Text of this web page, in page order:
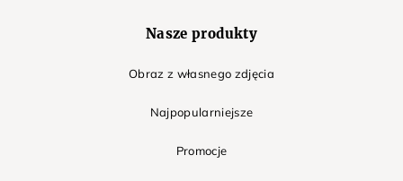
Nasze produkty
Obraz z własnego zdjęcia
Najpopularniejsze
Promocje